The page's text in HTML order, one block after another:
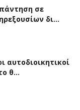
σε
δι…
αυτοδιοικητικοί
θ…